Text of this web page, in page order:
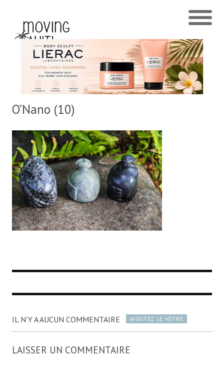
O’Nano (10)
IL N'Y A AUCUN COMMENTAIRE AJOUTEZ LE VÔTRE
LAISSER UN COMMENTAIRE